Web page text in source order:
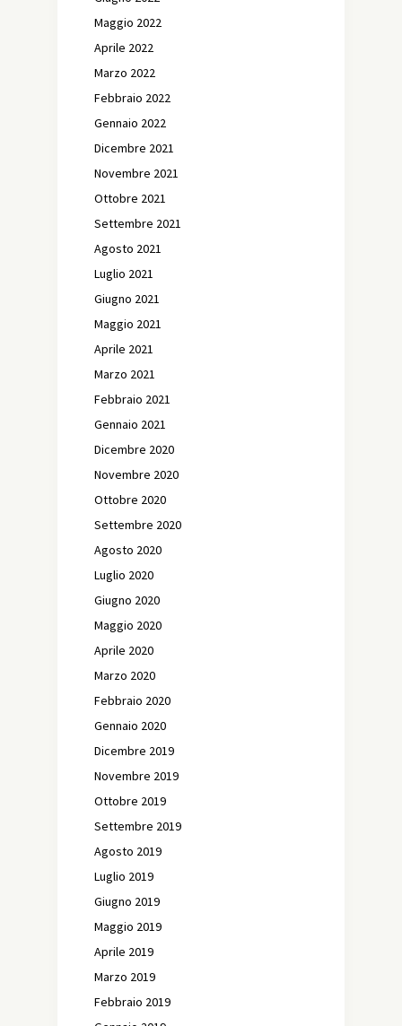
Maggio 2022
Aprile 2022
Marzo 2022
Febbraio 2022
Gennaio 2022
Dicembre 2021
Novembre 2021
Ottobre 2021
Settembre 2021
Agosto 2021
Luglio 2021
Giugno 2021
Maggio 2021
Aprile 2021
Marzo 2021
Febbraio 2021
Gennaio 2021
Dicembre 2020
Novembre 2020
Ottobre 2020
Settembre 2020
Agosto 2020
Luglio 2020
Giugno 2020
Maggio 2020
Aprile 2020
Marzo 2020
Febbraio 2020
Gennaio 2020
Dicembre 2019
Novembre 2019
Ottobre 2019
Settembre 2019
Agosto 2019
Luglio 2019
Giugno 2019
Maggio 2019
Aprile 2019
Marzo 2019
Febbraio 2019